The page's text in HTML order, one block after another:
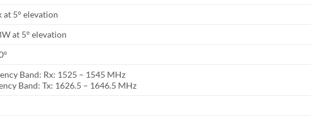
at 5° elevation
at 5° elevation
Band: Rx: 1525 – 1545 MHz
Band: Tx: 1626.5 – 1646.5 MHz